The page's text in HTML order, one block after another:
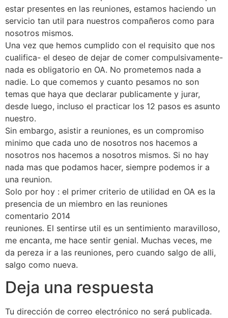
estar presentes en las reuniones, estamos haciendo un
servicio tan util para nuestros compañeros como para
nosotros mismos.
Una vez que hemos cumplido con el requisito que nos
cualifica- el deseo de dejar de comer compulsivamente-
nada es obligatorio en OA. No prometemos nada a
nadie. Lo que comemos y cuanto pesamos no son
temas que haya que declarar publicamente y jurar,
desde luego, incluso el practicar los 12 pasos es asunto
nuestro.
Sin embargo, asistir a reuniones, es un compromiso
minimo que cada uno de nosotros nos hacemos a
nosotros nos hacemos a nosotros mismos. Si no hay
nada mas que podamos hacer, siempre podemos ir a
una reunion.
Solo por hoy : el primer criterio de utilidad en OA es la
presencia de un miembro en las reuniones
comentario 2014
reuniones. El sentirse util es un sentimiento maravilloso,
me encanta, me hace sentir genial. Muchas veces, me
da pereza ir a las reuniones, pero cuando salgo de alli,
salgo como nueva.
Deja una respuesta
Tu dirección de correo electrónico no será publicada.